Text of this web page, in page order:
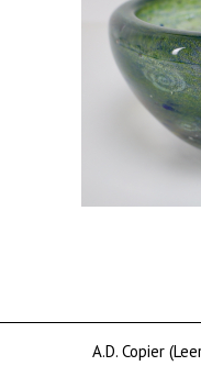
A.D. Copier